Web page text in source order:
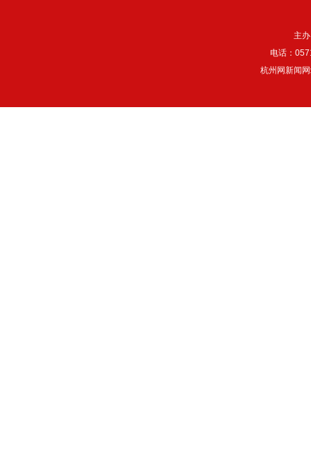
主
电话：
杭州网新闻